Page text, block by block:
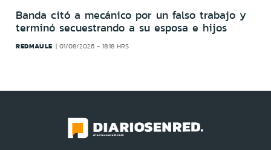
Banda citó a mecánico por un falso trabajo y
terminó secuestrando a su esposa e hijos
REDMAULE 01/08/2026 - 18:18 HRS